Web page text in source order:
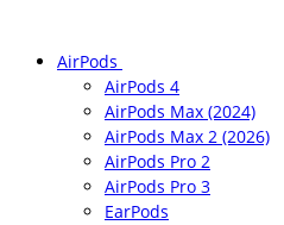
AirPods
AirPods 4
AirPods Max (2024)
AirPods Max 2 (2026)
AirPods Pro 2
AirPods Pro 3
EarPods